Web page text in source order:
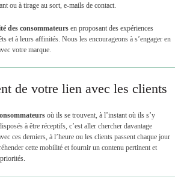
ou à tirage au sort, e-mails de contact.
des consommateurs en proposant des expériences
et à leurs affinités. Nous les encourageons à s’engager en
votre marque.
de votre lien avec les clients
où ils se trouvent, à l’instant où ils s’y
à être réceptifs, c’est aller chercher davantage
ces derniers, à l’heure ou les clients passent chaque jour
cette mobilité et fournir un contenu pertinent et